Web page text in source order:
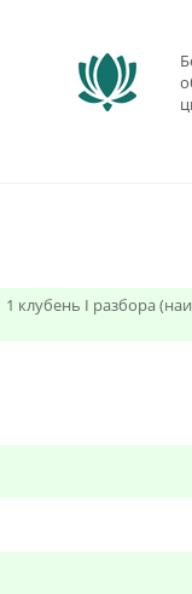
1 клубень I разбора